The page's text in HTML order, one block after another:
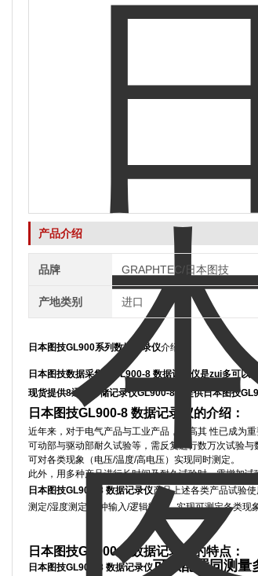
产品介绍
品牌 GRAPHTEC/日本图技
产地类别 进口
日本图技GL900系列数据记录仪介绍：
日本图技数据采集器 GL900-8 数据记录仪是zui多可以
现货提供8通道存储记录仪GL900-8。提供日本图技
日本图技GL900-8 数据记录仪的介绍：
近年来，对于电气产品与工业产品，提高其 性已成为
可动部与驱动部耐久试验等，需反复进行数万次试验
可对各类现象（电压/温度/高电压）实现同时测定。
此外，用多种产品进行长时间及耐久试验时，需增加
日本图技GL900-8 数据记录仪产品上述各类产品试验
测定/湿度测定/脉冲输入/逻辑输入，实现可测定各类现
日本图技GL900-8 数据记录仪的特点：
日本图技GL900-8 数据记录仪可以配置同测量